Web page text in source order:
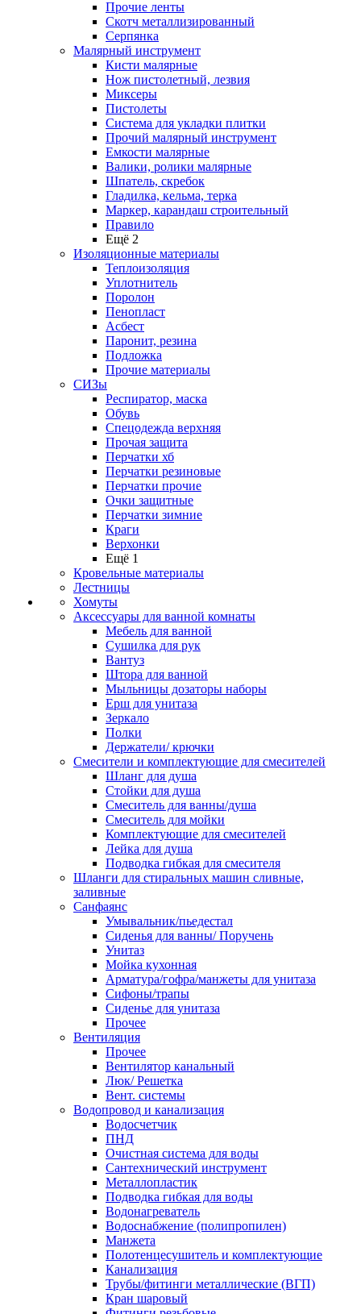
Прочие ленты
Скотч металлизированный
Серпянка
Малярный инструмент
Кисти малярные
Нож пистолетный, лезвия
Миксеры
Пистолеты
Система для укладки плитки
Прочий малярный инструмент
Емкости малярные
Валики, ролики малярные
Шпатель, скребок
Гладилка, кельма, терка
Маркер, карандаш строительный
Правило
Ещё 2
Изоляционные материалы
Теплоизоляция
Уплотнитель
Поролон
Пенопласт
Асбест
Паронит, резина
Подложка
Прочие материалы
СИЗы
Респиратор, маска
Обувь
Спецодежда верхняя
Прочая защита
Перчатки хб
Перчатки резиновые
Перчатки прочие
Очки защитные
Перчатки зимние
Краги
Верхонки
Ещё 1
Кровельные материалы
Лестницы
Хомуты
Аксессуары для ванной комнаты
Мебель для ванной
Сушилка для рук
Вантуз
Штора для ванной
Мыльницы дозаторы наборы
Ерш для унитаза
Зеркало
Полки
Держатели/ крючки
Смесители и комплектующие для смесителей
Шланг для душа
Стойки для душа
Смеситель для ванны/душа
Смеситель для мойки
Комплектующие для смесителей
Лейка для душа
Подводка гибкая для смесителя
Шланги для стиральных машин сливные,
заливные
Санфаянс
Умывальник/пьедестал
Сиденья для ванны/ Поручень
Унитаз
Мойка кухонная
Арматура/гофра/манжеты для унитаза
Сифоны/трапы
Сиденье для унитаза
Прочее
Вентиляция
Прочее
Вентилятор канальный
Люк/ Решетка
Вент. системы
Водопровод и канализация
Водосчетчик
ПНД
Очистная система для воды
Сантехнический инструмент
Металлопластик
Подводка гибкая для воды
Водонагреватель
Водоснабжение (полипропилен)
Манжета
Полотенцесушитель и комплектующие
Канализация
Трубы/фитинги металлические (ВГП)
Кран шаровый